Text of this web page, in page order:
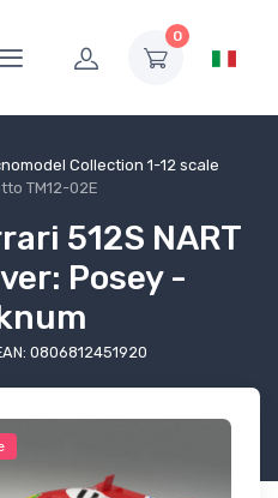
0
Collection 1-12 scale
TM12-02E
512S NART
Posey -
0806812451920